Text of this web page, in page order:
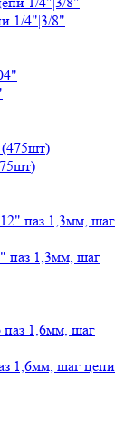
1/4"|3/8"
паз 1,3мм, шаг
1,6мм, шаг цепи